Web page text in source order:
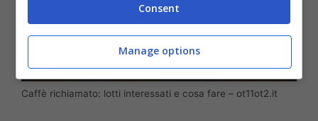
Caffè richiamato: lotti interessati e cosa fare – ot11ot2.it
Consent
Manage options